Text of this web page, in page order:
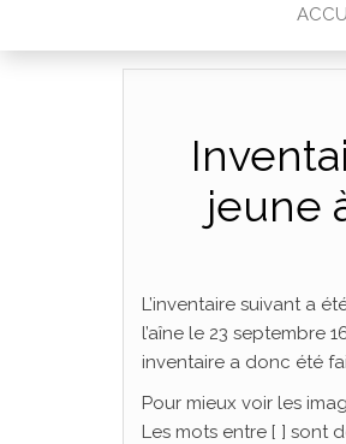
jeune
L’inventaire suivant a
l’aîne le 23 septembre
inventaire a donc été
Pour mieux voir les
Les mots entre [ ] sont